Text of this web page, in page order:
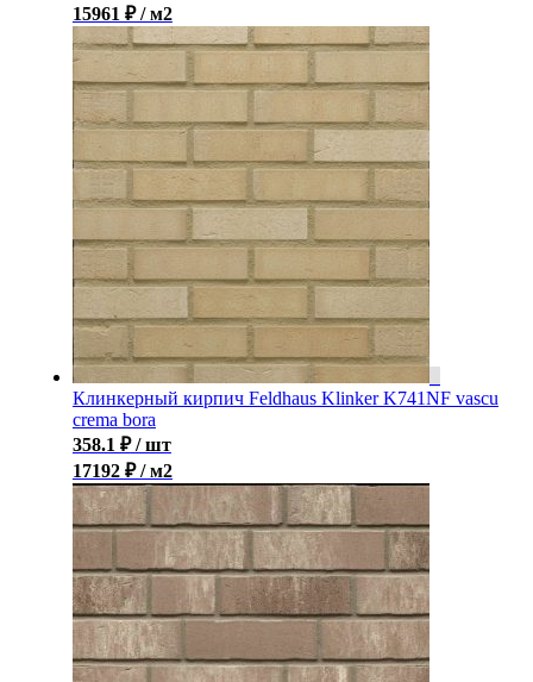
15961 ₽ / м2
Клинкерный кирпич Feldhaus Klinker K741NF vascu
crema bora
358.1 ₽ / шт
17192 ₽ / м2